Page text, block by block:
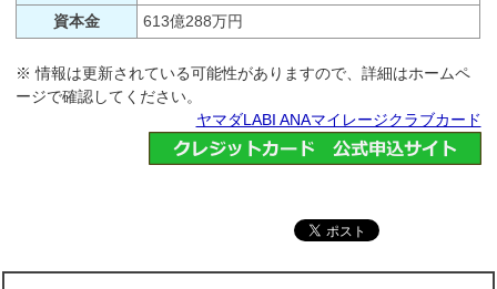
資本金
613億288万円
※ 情報は更新されている可能性がありますので、詳細はホームペ
ージで確認してください。
ヤマダLABI ANAマイレージクラブカード